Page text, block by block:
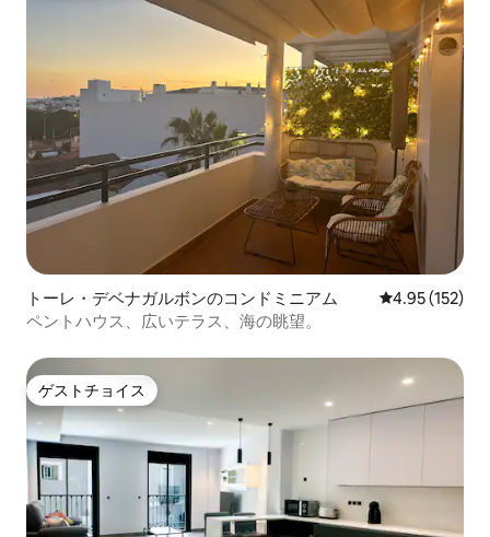
トーレ・デベナガルボンのコンドミニアム レビュー152
4.95 (152)
ペントハウス、広いテラス、海の眺望。
ゲストチョイス
ゲストチョイス